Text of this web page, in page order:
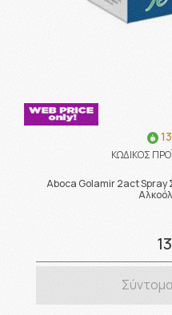
ΚΩΔΙΚΟΣ
Aboca Golamir 2act Spray